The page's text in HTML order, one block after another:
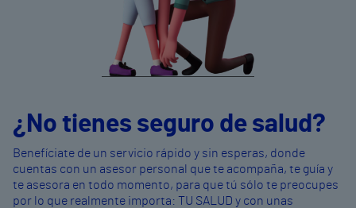
¿No tienes seguro de salud?
Benefíciate de un servicio rápido y sin esperas, donde
cuentas con un asesor personal que te acompaña, te guía y
te asesora en todo momento, para que tú sólo te preocupes
por lo que realmente importa: TU SALUD y con unas